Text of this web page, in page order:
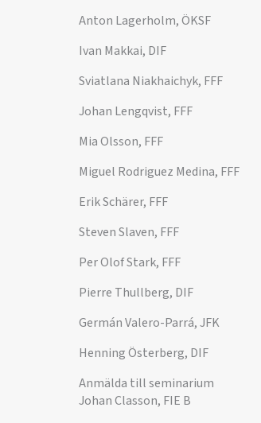
Anton Lagerholm, ÖKSF
Ivan Makkai, DIF
Sviatlana Niakhaichyk, FFF
Johan Lengqvist, FFF
Mia Olsson, FFF
Miguel Rodriguez Medina, FFF
Erik Schärer, FFF
Steven Slaven, FFF
Per Olof Stark, FFF
Pierre Thullberg, DIF
Germán Valero-Parrá, JFK
Henning Österberg, DIF
Anmälda till seminarium
Johan Classon, FIE B